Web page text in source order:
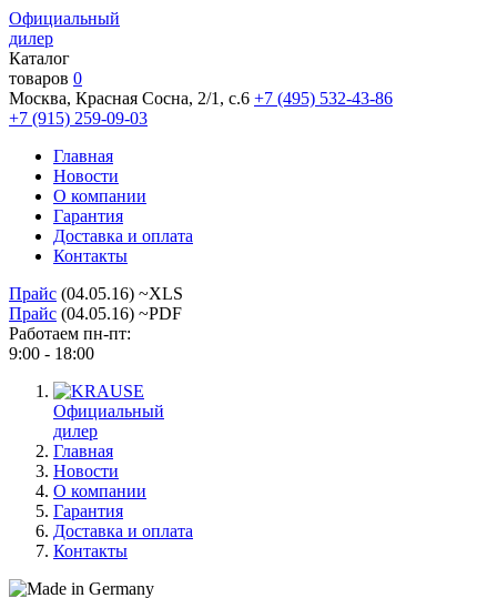
Официальный
дилер
Каталог
товаров 0
Москва, Красная Сосна, 2/1, с.6 +7 (495) 532-43-86
+7 (915) 259-09-03
Главная
Новости
О компании
Гарантия
Доставка и оплата
Контакты
Прайс (04.05.16) ~XLS
Прайс (04.05.16) ~PDF
Работаем пн-пт:
9:00 - 18:00
Официальный
дилер
Главная
Новости
О компании
Гарантия
Доставка и оплата
Контакты